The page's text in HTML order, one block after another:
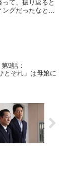
て、振り返ると
グだったなと驚
9話：
とそれ」は母娘に